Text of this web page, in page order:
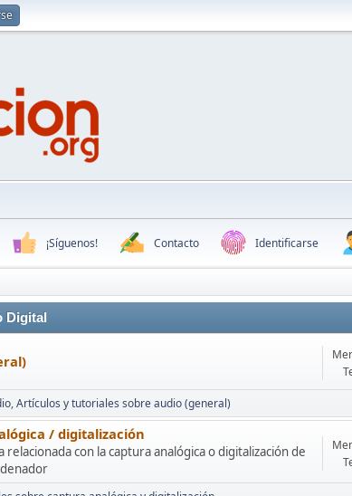
¡Síguenos! Contacto Identificarse
Digital
Artículos y tutoriales sobre audio (general)
/ digitalización
relacionada con la captura analógica o digitalización de